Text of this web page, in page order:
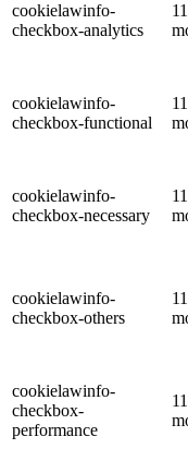
cookielawinfo-
checkbox-analytics
11
cookielawinfo-
checkbox-functional
11
cookielawinfo-
checkbox-necessary
11
cookielawinfo-
checkbox-others
11
cookielawinfo-
checkbox-
performance
11